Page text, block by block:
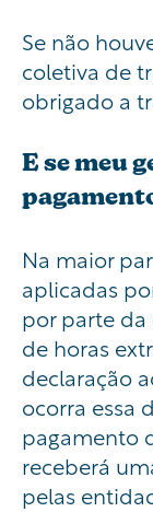
Se não
coletiva de
obrigado a
E se meu
Na maior
aplicadas
por parte da
de horas
declaração
ocorra essa
pagamento
receberá
pelas